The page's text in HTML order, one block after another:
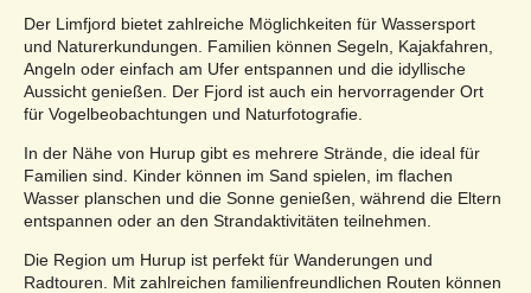
Der Limfjord bietet zahlreiche Möglichkeiten für Wassersport
und Naturerkundungen. Familien können Segeln, Kajakfahren,
Angeln oder einfach am Ufer entspannen und die idyllische
Aussicht genießen. Der Fjord ist auch ein hervorragender Ort
für Vogelbeobachtungen und Naturfotografie.
In der Nähe von Hurup gibt es mehrere Strände, die ideal für
Familien sind. Kinder können im Sand spielen, im flachen
Wasser planschen und die Sonne genießen, während die Eltern
entspannen oder an den Strandaktivitäten teilnehmen.
Die Region um Hurup ist perfekt für Wanderungen und
Radtouren. Mit zahlreichen familienfreundlichen Routen können